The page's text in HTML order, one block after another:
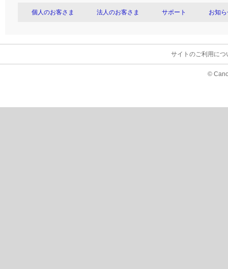
個人のお客さま 法人のお客さま サポート お知
サイトのご利用につ
©